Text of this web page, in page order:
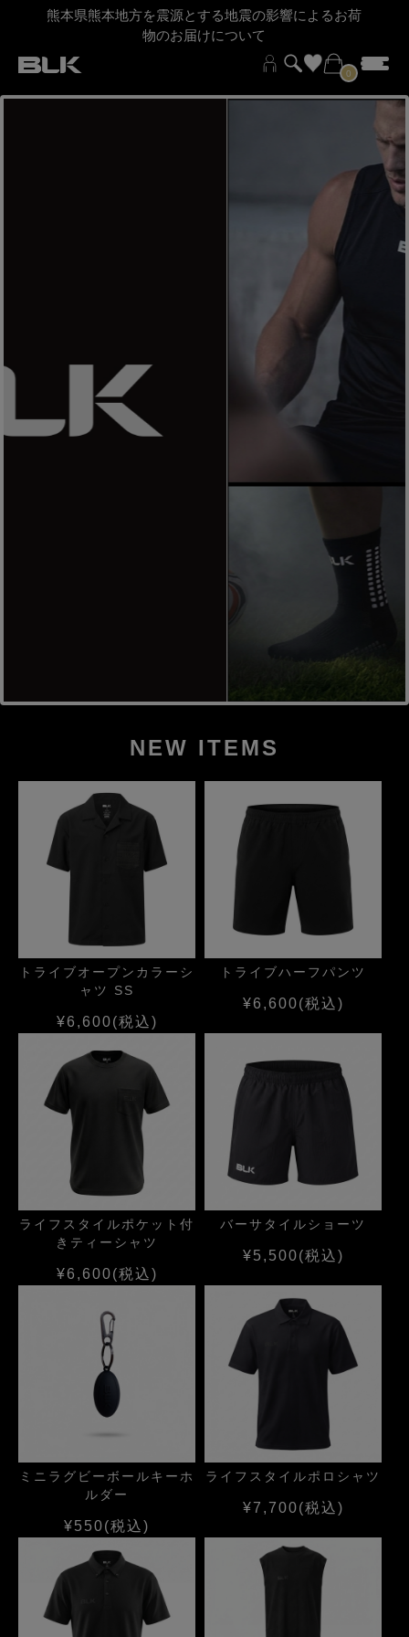
熊本県熊本地方を震源とする地震の影響によるお荷
物のお届けについて
0
NEW ITEMS
トライブオープンカラーシ
ャツ SS
¥6,600(税込)
トライブハーフパンツ
¥6,600(税込)
ライフスタイルポケット付
きティーシャツ
¥6,600(税込)
バーサタイルショーツ
¥5,500(税込)
ミニラグビーボールキーホ
ルダー
¥550(税込)
ライフスタイルポロシャツ
¥7,700(税込)